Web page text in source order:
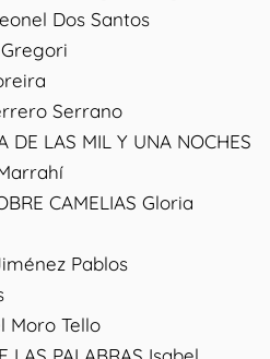
Dos Santos
Serrano
DE LAS MIL Y UNA NOCHES
CAMELIAS Gloria
Pablos
Moro Tello